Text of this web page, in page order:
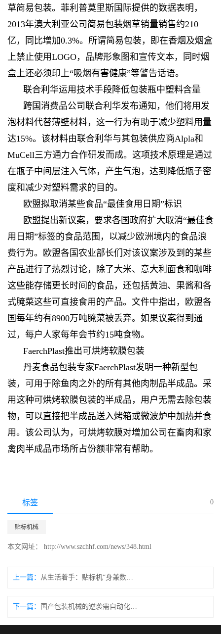
草简易包装。菲利普莫里斯国际提供的数据表明，
2013年澳大利亚公司简易包装烟草销量销售约210
亿，同比增加0.3%。所谓简易包装，即在香烟及烟盒
上禁止使用LOGO，品牌形象图和宣传文本，同时烟
盒上还必须印上“吸烟有害健康”等警告话语。
联合利华运用技术手段降低包装瓶中塑料含量
跨国消费品公司联合利华发布通知，他们将用发
泡材料代替薄壁材料，这一行为有助于减少塑料用量
达15%。该材料由联合利华与其包装供应商Alpla和
MuCell三方通力合作研发而成。这项技术原理是通过
在瓶子中间层注入气体，产生气泡，达到降低瓶子密
度和减少对塑料需求的目的。
欧盟拟取消某些食品“最佳食用日期”标识
欧盟提出新议案，要求各国政府扩大取消“最佳食
用日期”标签的食品范围，以减少欧洲境内的食品浪
费行为。欧盟各国农业部长们对该议案涉及到的某些
产品进行了热烈讨论，除了大米、意大利面食和咖啡
这些能存储更长时间的食品，还包括黄油、果酱和各
式腌菜这些可直接食用的产品。文件中指出，欧盟各
国每年约有8900万吨腌菜被丢弃。如果议案得到通
过，每户人家每年会节约15吨食物。
FaerchPlast推出可烘烤软膜包装
丹麦食品包装专家FaerchPlast发明一种新型包
装，可用于除鱼肉之外的所有其他肉制品半成品。采
用这种可烘烤软膜包装的半成品，用户无需去除包装
物，可以直接把半成品送入烤箱或微波炉中加热并食
用。该公司认为，可烘烤软膜对增加公司在畜肉和家
禽肉半成品市场所占份额非常有帮助。
标签 0
贴标机械
本文网址： http://www.szchhf.com/news/348.html
上一篇：
下一篇：